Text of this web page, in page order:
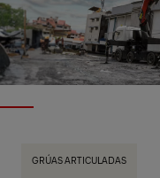
GRÚAS ARTICULADAS